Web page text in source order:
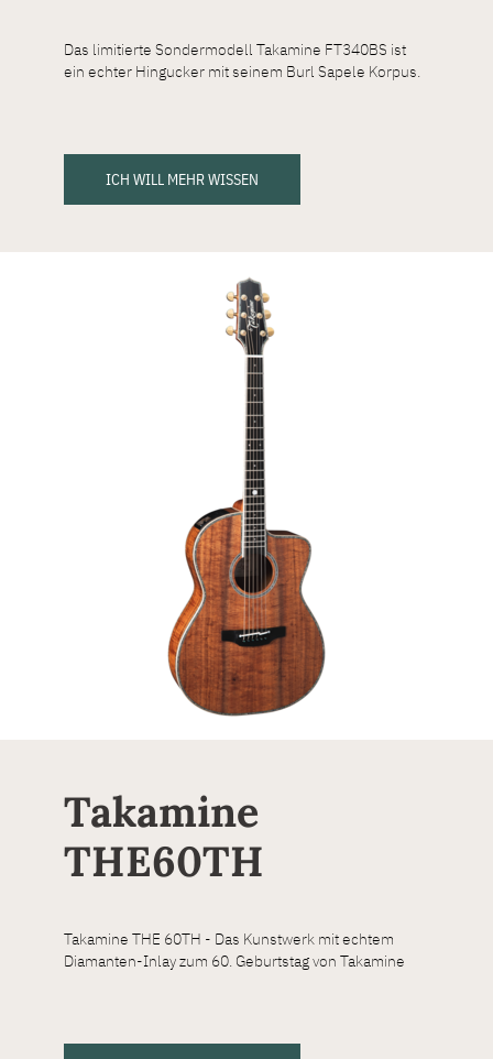
Das limitierte Sondermodell Takamine FT340BS ist
ein echter Hingucker mit seinem Burl Sapele Korpus.
ICH WILL MEHR WISSEN
Takamine
THE60TH
Takamine THE 60TH - Das Kunstwerk mit echtem
Diamanten-Inlay zum 60. Geburtstag von Takamine